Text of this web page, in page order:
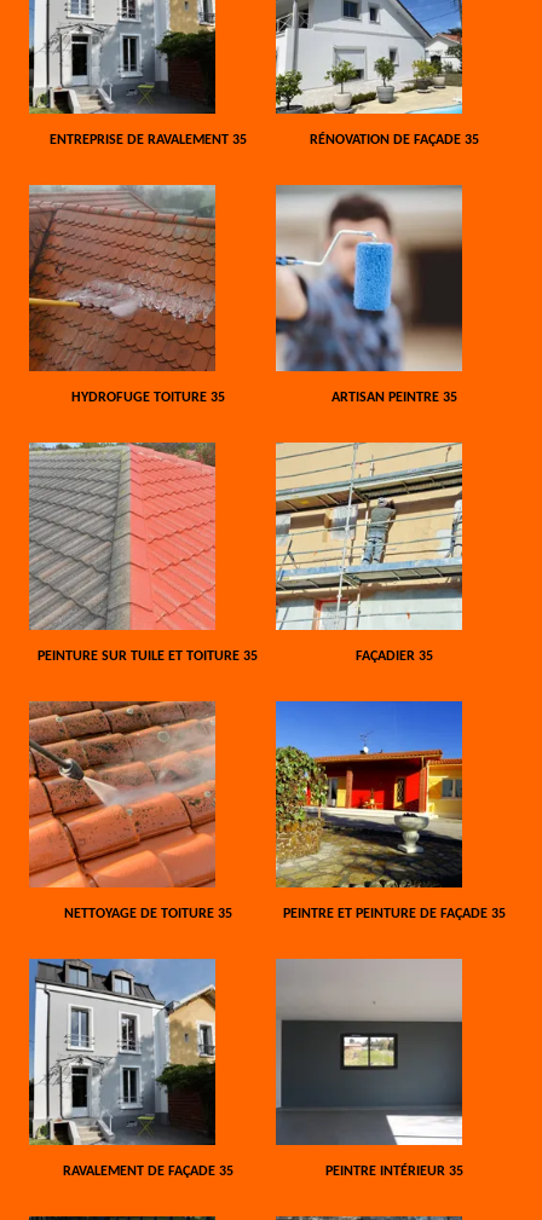
ENTREPRISE DE RAVALEMENT 35 RÉNOVATION DE FAÇADE 35
HYDROFUGE TOITURE 35 ARTISAN PEINTRE 35
PEINTURE SUR TUILE ET TOITURE 35 FAÇADIER 35
NETTOYAGE DE TOITURE 35 PEINTRE ET PEINTURE DE FAÇADE 35
RAVALEMENT DE FAÇADE 35 PEINTRE INTÉRIEUR 35